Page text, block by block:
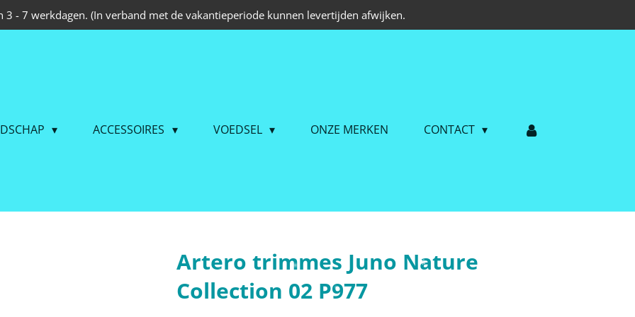
3 - 7 werkdagen. (In verband met de vakantieperiode kunnen levertijden afwijken.
ACCESSOIRES VOEDSEL ONZE MERKEN CONTACT
Artero trimmes Juno Nature
Collection 02 P977